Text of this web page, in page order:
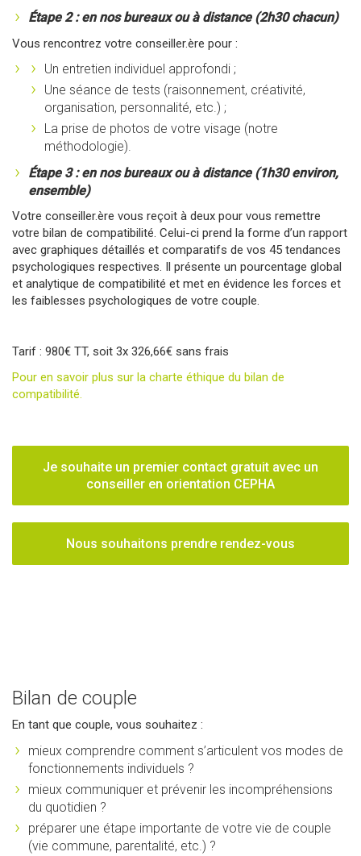
Étape 2 : en nos bureaux ou à distance (2h30 chacun)
Vous rencontrez votre conseiller.ère pour :
Un entretien individuel approfondi ;
Une séance de tests (raisonnement, créativité,
organisation, personnalité, etc.) ;
La prise de photos de votre visage (notre
méthodologie).
Étape 3 : en nos bureaux ou à distance (1h30 environ,
ensemble)
Votre conseiller.ère vous reçoit à deux pour vous remettre
votre bilan de compatibilité. Celui-ci prend la forme d’un rapport
avec graphiques détaillés et comparatifs de vos 45 tendances
psychologiques respectives. Il présente un pourcentage global
et analytique de compatibilité et met en évidence les forces et
les faiblesses psychologiques de votre couple.
Tarif : 980€ TT, soit 3x 326,66€ sans frais
Pour en savoir plus sur la charte éthique du bilan de
compatibilité.
Je souhaite un premier contact gratuit avec un
conseiller en orientation CEPHA
Nous souhaitons prendre rendez-vous
Bilan de couple
En tant que couple, vous souhaitez :
mieux comprendre comment s’articulent vos modes de
fonctionnements individuels ?
mieux communiquer et prévenir les incompréhensions
du quotidien ?
préparer une étape importante de votre vie de couple
(vie commune, parentalité, etc.) ?